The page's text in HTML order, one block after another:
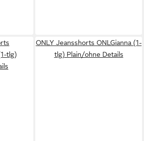
tlg)
ONLY Jeansshorts ONLGianna (1-
tlg) Plain/ohne Details